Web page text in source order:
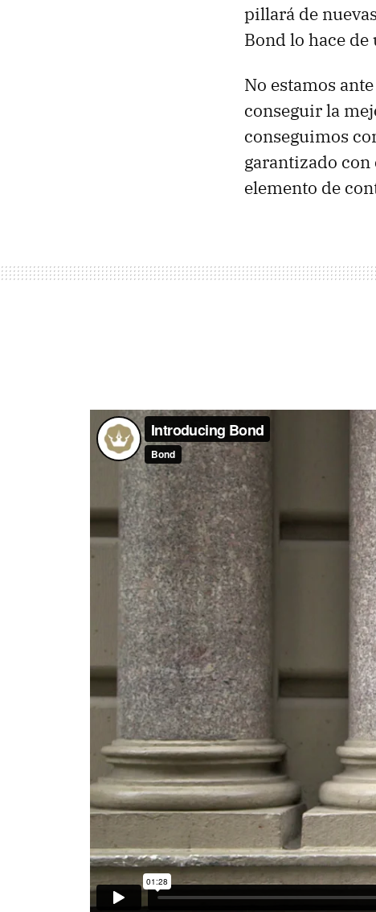
pillará de
Bond lo hace
No estamos
conseguir la
conseguimos
garantizado con
elemento de